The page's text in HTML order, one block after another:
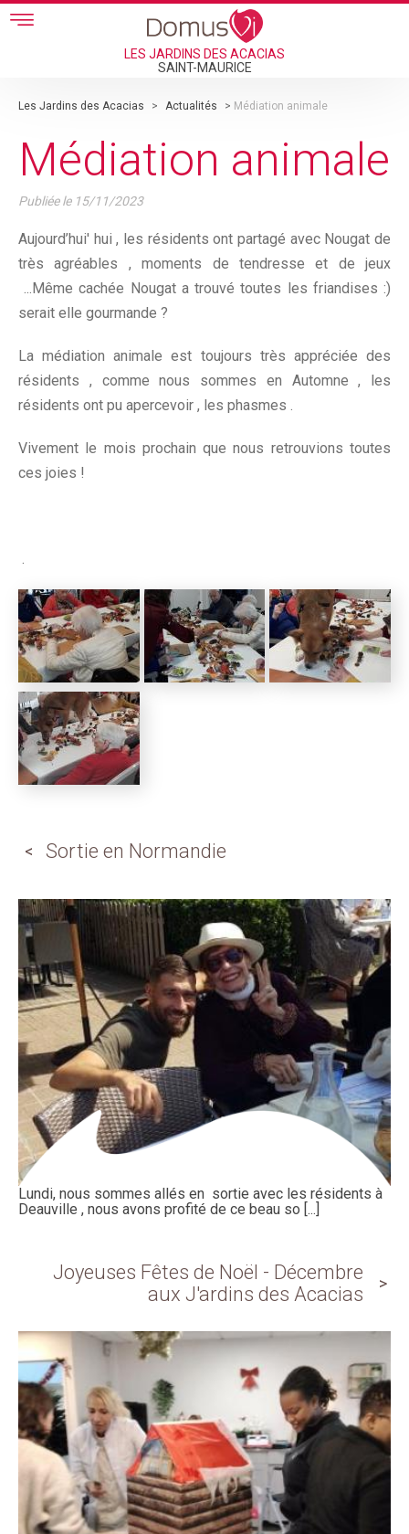
Skip to main content
LES JARDINS DES ACACIAS
SAINT-MAURICE
Les Jardins des Acacias > Actualités > Médiation animale
Médiation animale
Publiée le 15/11/2023
Aujourd’hui' hui , les résidents ont partagé avec Nougat de
très agréables , moments de tendresse et de jeux
...Même cachée Nougat a trouvé toutes les friandises :)
serait elle gourmande ?
La médiation animale est toujours très appréciée des
résidents , comme nous sommes en Automne , les
résidents ont pu apercevoir , les phasmes .
Vivement le mois prochain que nous retrouvions toutes
ces joies !
.
Sortie en Normandie
Lundi, nous sommes allés en sortie avec les résidents à
Deauville , nous avons profité de ce beau so [...]
Joyeuses Fêtes de Noël - Décembre
aux J'ardins des Acacias